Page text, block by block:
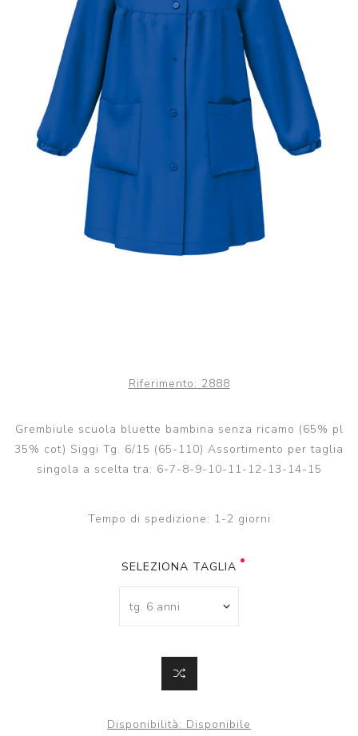
Riferimento: 2888
Grembiule scuola bluette bambina senza ricamo (65% pl
35% cot) Siggi Tg. 6/15 (65-110) Assortimento per taglia
singola a scelta tra: 6-7-8-9-10-11-12-13-14-15
Tempo di spedizione: 1-2 giorni
SELEZIONA TAGLIA
Disponibilità: Disponibile